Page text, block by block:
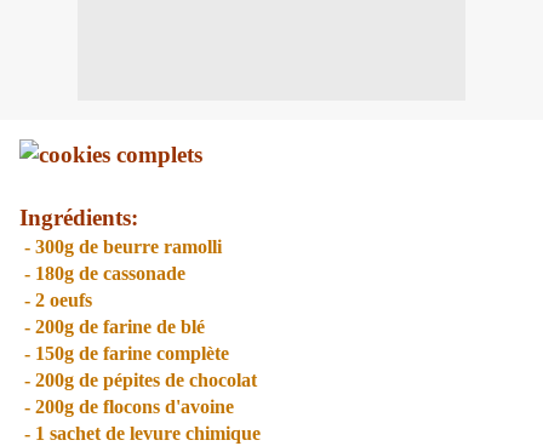
Ingrédients:
- 300g de beurre ramolli
- 180g de cassonade
- 2 oeufs
- 200g de farine de blé
- 150g de farine complète
- 200g de pépites de chocolat
- 200g de flocons d'avoine
- 1 sachet de levure chimique